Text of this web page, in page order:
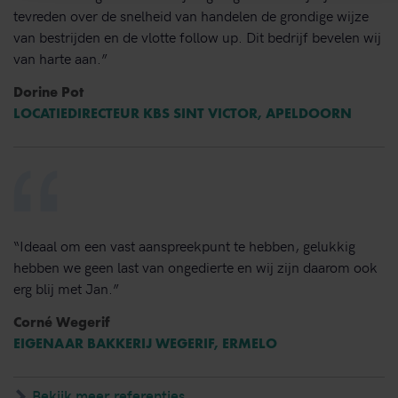
tevreden over de snelheid van handelen de grondige wijze
van bestrijden en de vlotte follow up. Dit bedrijf bevelen wij
van harte aan.”
Dorine Pot
LOCATIEDIRECTEUR KBS SINT VICTOR, APELDOORN
“Ideaal om een vast aanspreekpunt te hebben, gelukkig
hebben we geen last van ongedierte en wij zijn daarom ook
erg blij met Jan.”
Corné Wegerif
EIGENAAR BAKKERIJ WEGERIF, ERMELO